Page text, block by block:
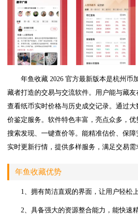
年鱼收藏 2026 官方最新版本是杭州币
藏者打造的交易与交流软件。用户能与藏友
查看纸币实时价格与历史成交记录。通过
价鉴定服务。软件特色丰富，亮点众多，
搜索发现、一键查价等。能精准估价、保障
实时更新行情，提供多样服务，满足交易需
年鱼收藏优势
1、拥有简洁直观的界面，让用户轻松
2、具备强大的资源整合能力，能快速